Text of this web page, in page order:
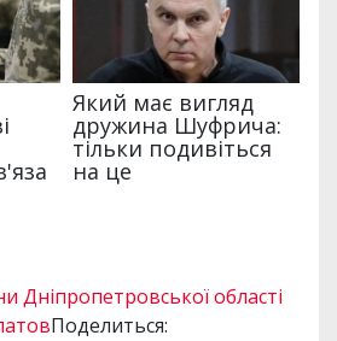
Дніпропетровської області
Поделиться: